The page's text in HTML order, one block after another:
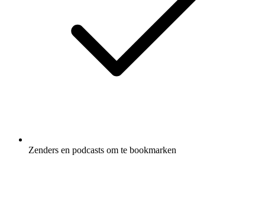
Zenders en podcasts om te bookmarken